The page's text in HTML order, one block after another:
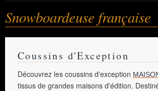
Snowboardeuse française
Coussins d'Exception
Découvrez les coussins d'exception
tissus de grandes maisons d'édition.